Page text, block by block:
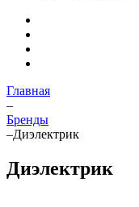
Главная
–
Бренды
–Диэлектрик
Диэлектрик